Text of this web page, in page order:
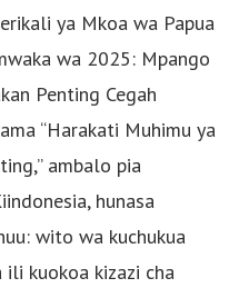
ya Mkoa wa Papua
wa 2025: Mpango
Penting Cegah
“Harakati Muhimu ya
ambalo pia
hunasa
wito wa kuchukua
ili kuokoa kizazi cha